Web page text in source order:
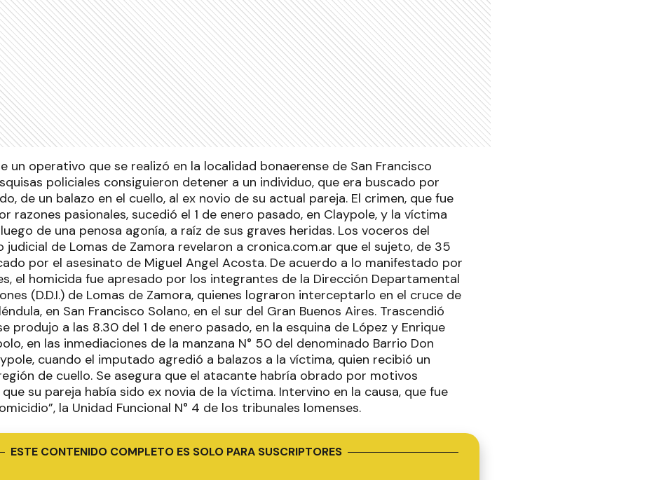
un operativo que se realizó en la localidad bonaerense de San Francisco
policiales consiguieron detener a un individuo, que era buscado por
de un balazo en el cuello, al ex novio de su actual pareja. El crimen, que fue
razones pasionales, sucedió el 1 de enero pasado, en Claypole, y la víctima
de una penosa agonía, a raíz de sus graves heridas. Los voceros del
de Lomas de Zamora revelaron a cronica.com.ar que el sujeto, de 35
por el asesinato de Miguel Angel Acosta. De acuerdo a lo manifestado por
el homicida fue apresado por los integrantes de la Dirección Departamental
(D.D.I.) de Lomas de Zamora, quienes lograron interceptarlo en el cruce de
en San Francisco Solano, en el sur del Gran Buenos Aires. Trascendió
produjo a las 8.30 del 1 de enero pasado, en la esquina de López y Enrique
en las inmediaciones de la manzana N° 50 del denominado Barrio Don
cuando el imputado agredió a balazos a la víctima, quien recibió un
de cuello. Se asegura que el atacante habría obrado por motivos
que su pareja había sido ex novia de la víctima. Intervino en la causa, que fue
la Unidad Funcional N° 4 de los tribunales lomenses.
ESTE CONTENIDO COMPLETO ES SOLO PARA SUSCRIPTORES